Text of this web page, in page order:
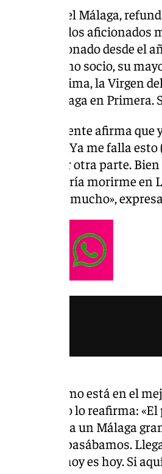
historia en el Málaga,
es uno de los
decir. Es abonado desde el
año como socio, su
María Santísima, la Virgen
al Málaga en Primera.
81 años, Vicente afirma
de salud: «Ya me falla
gustaría por otra parte.
me gustaría morirme en
me he reído mucho»,
el malaguismo está en el
aficionado lo reafirma:
socios hacía un Málaga
y de ahí no pasábamos.
hoy, lo que hoy es hoy. Si